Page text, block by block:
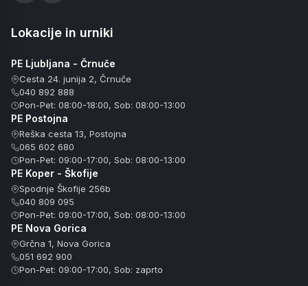
Lokacije in urniki
PE Ljubljana - Črnuče
Cesta 24. junija 2, Črnuče
040 892 888
Pon-Pet: 08:00-18:00, Sob: 08:00-13:00
PE Postojna
Reška cesta 13, Postojna
065 602 680
Pon-Pet: 09:00-17:00, Sob: 08:00-13:00
PE Koper - Škofije
Spodnje Škofije 256b
040 809 095
Pon-Pet: 09:00-17:00, Sob: 08:00-13:00
PE Nova Gorica
Grčna 1, Nova Gorica
051 692 900
Pon-Pet: 09:00-17:00, Sob: zaprto